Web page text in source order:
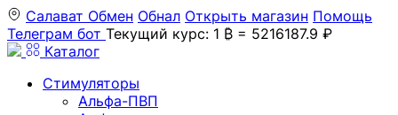
Салават Обмен Обнал Открыть магазин Помощь
Телеграм бот Текущий курс: 1 ₿ = 5216187.9 ₽
Каталог
Стимуляторы
Альфа-ПВП